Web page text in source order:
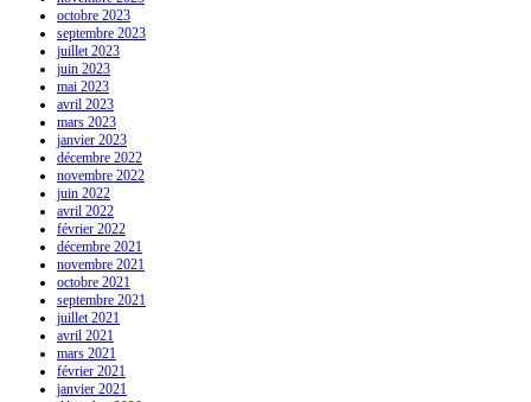
octobre 2023
septembre 2023
juillet 2023
juin 2023
mai 2023
avril 2023
mars 2023
janvier 2023
décembre 2022
novembre 2022
juin 2022
avril 2022
février 2022
décembre 2021
novembre 2021
octobre 2021
septembre 2021
juillet 2021
avril 2021
mars 2021
février 2021
janvier 2021